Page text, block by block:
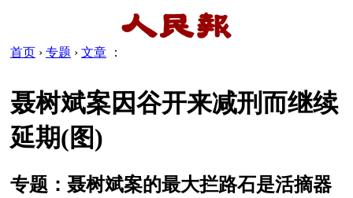
首页 › 专题 › 文章 ：
聂树斌案因谷开来减刑而继续
延期(图)
专题：聂树斌案的最大拦路石是活摘器